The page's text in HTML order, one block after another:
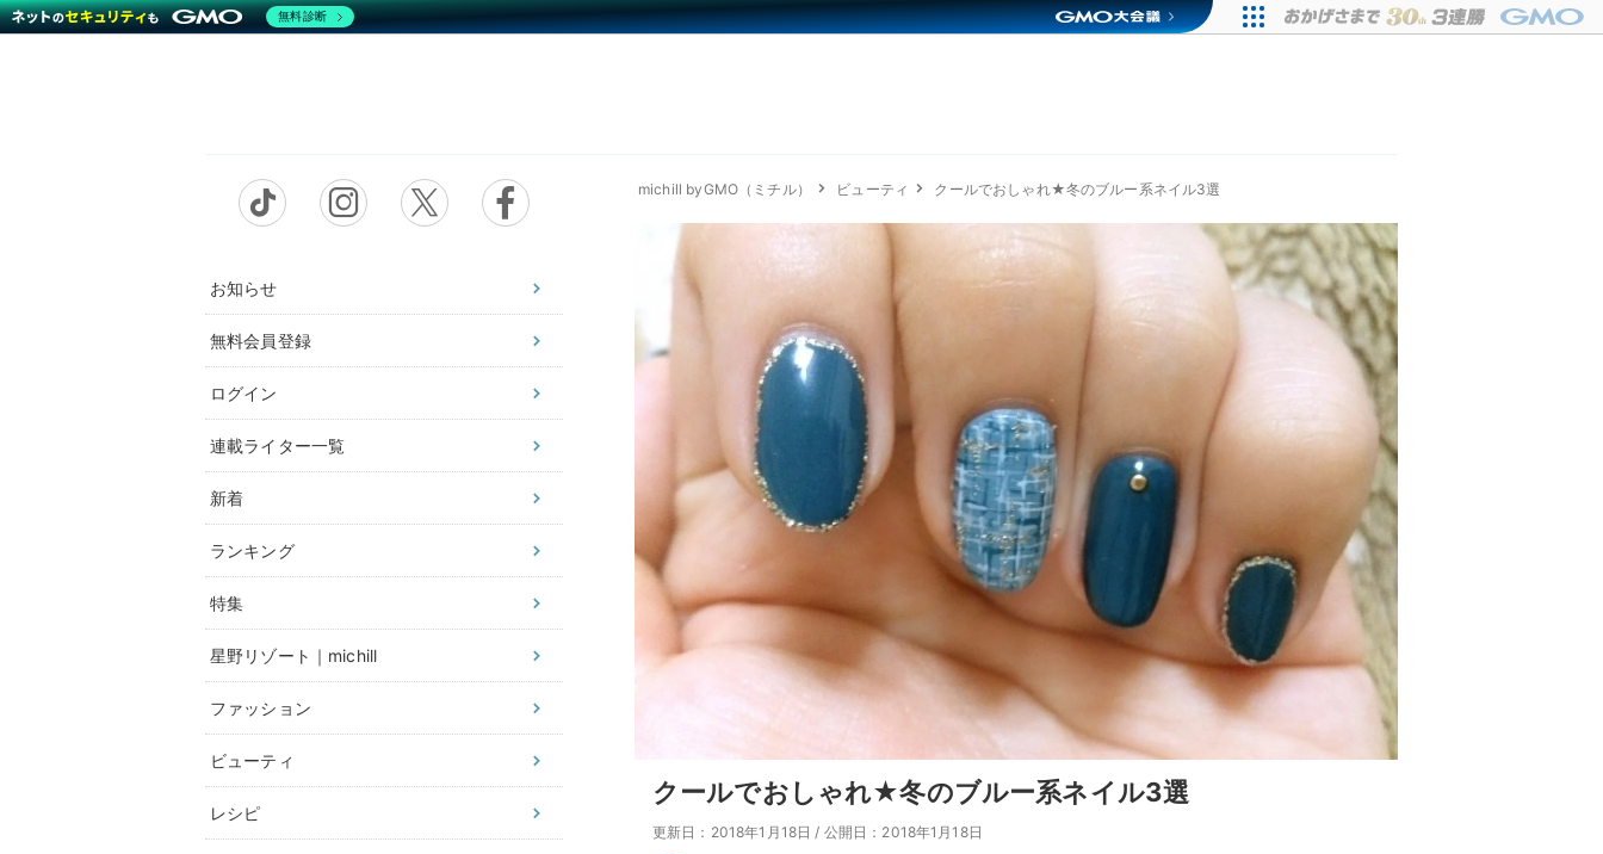
お知らせ
無料会員登録
ログイン
連載ライター一覧
新着
ランキング
特集
星野リゾート｜michill
ファッション
ビューティ
レシピ
michill byGMO（ミチル） ビューティ クールでおしゃれ★冬のブルー系ネイル3選
クールでおしゃれ★冬のブルー系ネイル3選
更新日：2018年1月18日 / 公開日：2018年1月18日
無料診断